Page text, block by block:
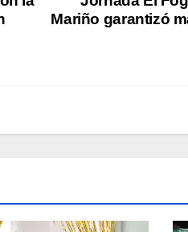
Mariño garantizó